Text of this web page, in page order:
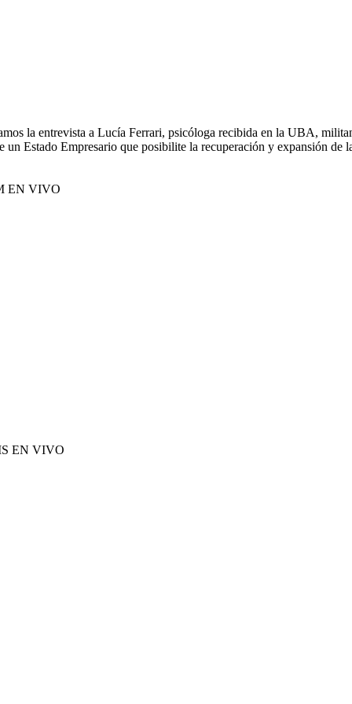
la entrevista a Lucía Ferrari, psicóloga recibida en la UBA,
Estado Empresario que posibilite la recuperación y expansión
EN VIVO
EN VIVO